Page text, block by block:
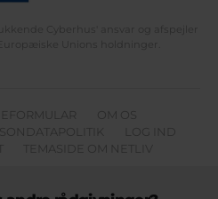
Cyberhus' ansvar og afspejler
Unions holdninger.
OM OS
LOG IND
TEMASIDE OM NETLIV